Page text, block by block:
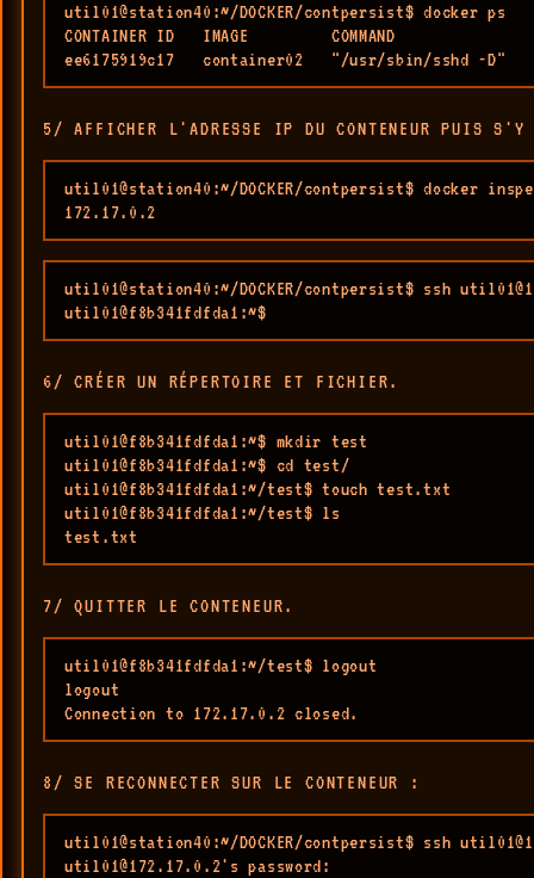
util01@station40:~/DOCKER/contpersist$ docker ps
CONTAINER ID   IMAGE         COMMAND
ee6175919c17   container02   "/usr/sbin/sshd -D"
5/ AFFICHER L'ADRESSE IP DU CONTENEUR PUIS S'Y
util01@station40:~/DOCKER/contpersist$ docker
172.17.0.2
util01@station40:~/DOCKER/contpersist$ ssh
util01@f8b341fdfda1:~$
6/ CRÉER UN RÉPERTOIRE ET FICHIER.
util01@f8b341fdfda1:~$ mkdir test
util01@f8b341fdfda1:~$ cd test/
util01@f8b341fdfda1:~/test$ touch test.txt
util01@f8b341fdfda1:~/test$ ls
test.txt
7/ QUITTER LE CONTENEUR.
util01@f8b341fdfda1:~/test$ logout
logout
Connection to 172.17.0.2 closed.
8/ SE RECONNECTER SUR LE CONTENEUR :
util01@station40:~/DOCKER/contpersist$ ssh
util01@172.17.0.2's password: